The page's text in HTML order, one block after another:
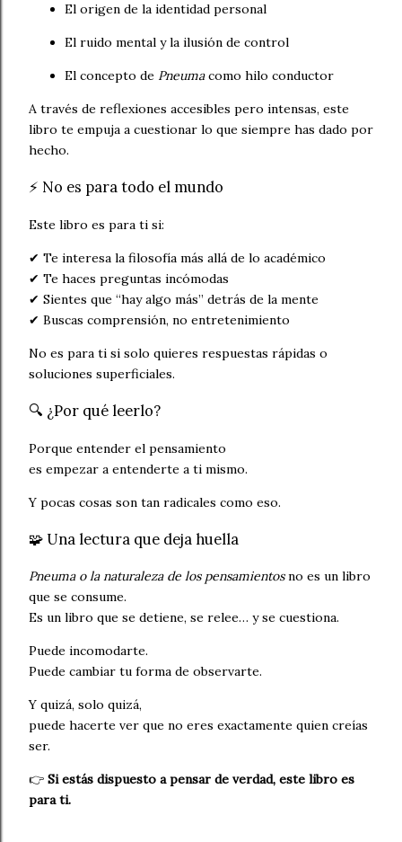
El origen de la identidad personal
El ruido mental y la ilusión de control
El concepto de Pneumacomo hilo conductor
A través de reflexiones accesibles pero intensas, este
libro te empuja a cuestionar lo que siempre has dado por
hecho.
⚡ No es para todo el mundo
Este libro es para ti si:
✔ Te interesa la filosofía más allá de lo académico
✔ Te haces preguntas incómodas
✔ Sientes que “hay algo más” detrás de la mente
✔ Buscas comprensión, no entretenimiento
No es para ti si solo quieres respuestas rápidas o
soluciones superficiales.
🔍 ¿Por qué leerlo?
Porque entender el pensamiento
es empezar a entenderte a ti mismo.
Y pocas cosas son tan radicales como eso.
🧩 Una lectura que deja huella
Pneuma o la naturaleza de los pensamientosno es un libro
que se consume.
Es un libro que se detiene, se relee… y se cuestiona.
Puede incomodarte.
Puede cambiar tu forma de observarte.
Y quizá, solo quizá,
puede hacerte ver que no eres exactamente quien creías
ser.
👉 Si estás dispuesto a pensar de verdad, este libro es
para ti.